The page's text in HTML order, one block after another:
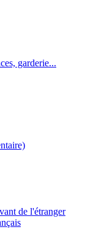
garderie...
de l'étranger